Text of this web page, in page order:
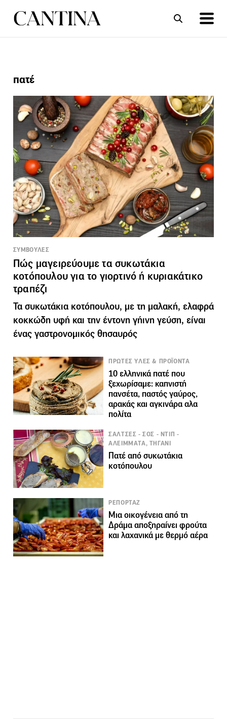
πατέ
ΣΥΜΒΟΥΛΕΣ
Πώς μαγειρεύουμε τα συκωτάκια
κοτόπουλου για το γιορτινό ή κυριακάτικο
τραπέζι
Τα συκωτάκια κοτόπουλου, με τη μαλακή, ελαφρά
κοκκώδη υφή και την έντονη γήινη γεύση, είναι
ένας γαστρονομικός θησαυρός
ΠΡΩΤΕΣ ΥΛΕΣ & ΠΡΟΪΟΝΤΑ
10 ελληνικά πατέ που
ξεχωρίσαμε: καπνιστή
πανσέτα, παστός γαύρος,
αρακάς και αγκινάρα αλα
πολίτα
ΣΑΛΤΣΕΣ - ΣΟΣ - ΝΤΙΠ -
ΑΛΕΙΜΜΑΤΑ, ΤΗΓΑΝΙ
Πατέ από συκωτάκια
κοτόπουλου
ΡΕΠΟΡΤΑΖ
Μια οικογένεια από τη
Δράμα αποξηραίνει φρούτα
και λαχανικά με θερμό αέρα